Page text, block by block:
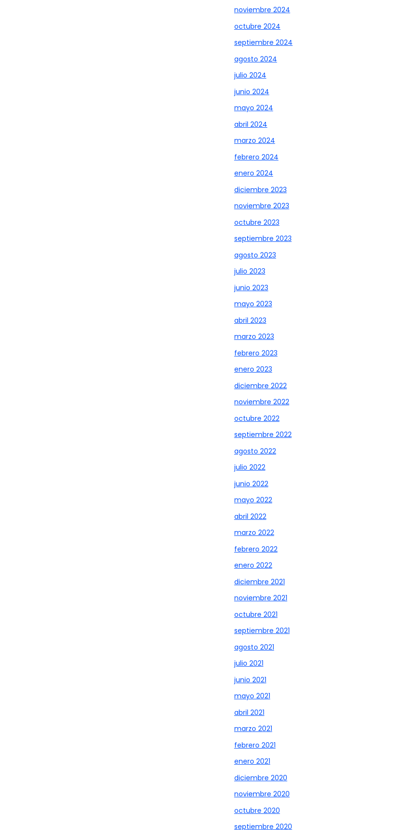
noviembre 2024
octubre 2024
septiembre 2024
agosto 2024
julio 2024
junio 2024
mayo 2024
abril 2024
marzo 2024
febrero 2024
enero 2024
diciembre 2023
noviembre 2023
octubre 2023
septiembre 2023
agosto 2023
julio 2023
junio 2023
mayo 2023
abril 2023
marzo 2023
febrero 2023
enero 2023
diciembre 2022
noviembre 2022
octubre 2022
septiembre 2022
agosto 2022
julio 2022
junio 2022
mayo 2022
abril 2022
marzo 2022
febrero 2022
enero 2022
diciembre 2021
noviembre 2021
octubre 2021
septiembre 2021
agosto 2021
julio 2021
junio 2021
mayo 2021
abril 2021
marzo 2021
febrero 2021
enero 2021
diciembre 2020
noviembre 2020
octubre 2020
septiembre 2020